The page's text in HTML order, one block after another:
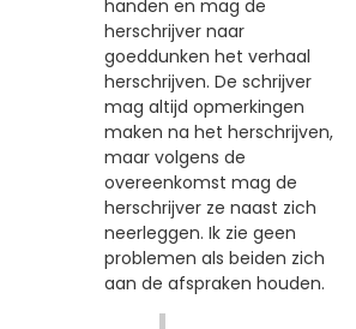
handen en mag de
herschrijver naar
goeddunken het verhaal
herschrijven. De schrijver
mag altijd opmerkingen
maken na het herschrijven,
maar volgens de
overeenkomst mag de
herschrijver ze naast zich
neerleggen. Ik zie geen
problemen als beiden zich
aan de afspraken houden.